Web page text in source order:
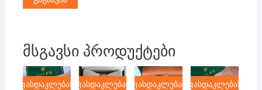
მსგავსი პროდუქტები
ფასდაკლება! ფასდაკლება! ფასდაკლება! ფასდაკლება!